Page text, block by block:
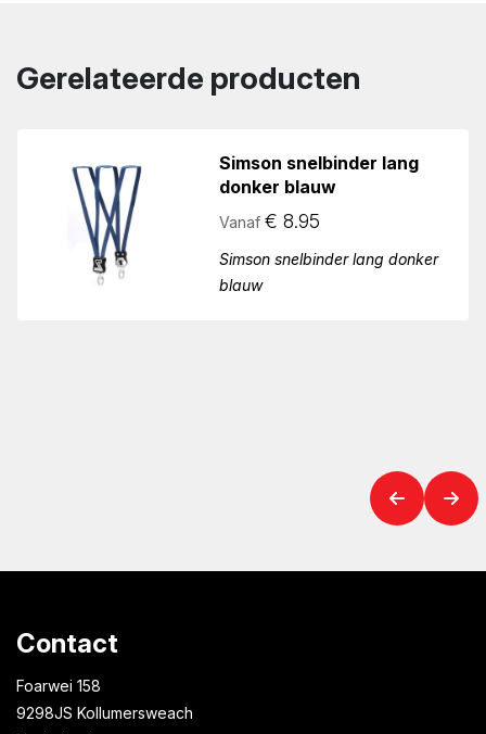
Gerelateerde producten
Simson snelbinder lang
donker blauw
Vanaf € 8.95
Simson snelbinder lang donker
blauw
Contact
Foarwei 158
9298JS Kollumersweach